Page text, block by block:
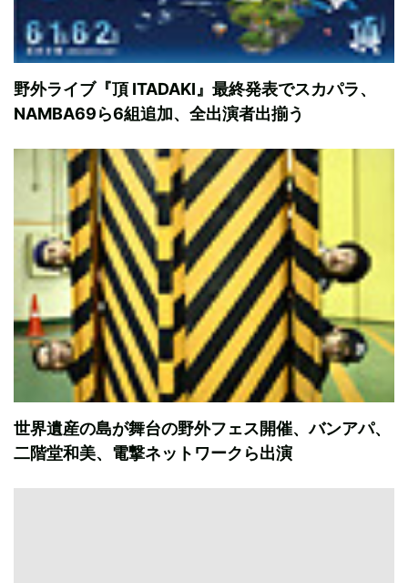
野外ライブ『頂 ITADAKI』最終発表でスカパラ、
NAMBA69ら6組追加、全出演者出揃う
世界遺産の島が舞台の野外フェス開催、バンアパ、
二階堂和美、電撃ネットワークら出演